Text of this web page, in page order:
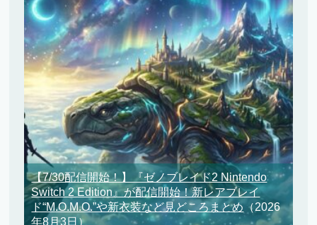
【7/30配信開始！】『ゼノブレイド2 Nintendo
Switch 2 Edition』が配信開始！新レアブレイ
ド“M.O.M.O.”や新衣装など見どころまとめ（2026
年8月3日）